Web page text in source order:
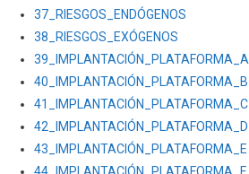
37_RIESGOS_ENDÓGENOS
38_RIESGOS_EXÓGENOS
39_IMPLANTACIÓN_PLATAFORMA_A
40_IMPLANTACIÓN_PLATAFORMA_B
41_IMPLANTACIÓN_PLATAFORMA_C
42_IMPLANTACIÓN_PLATAFORMA_D
43_IMPLANTACIÓN_PLATAFORMA_E